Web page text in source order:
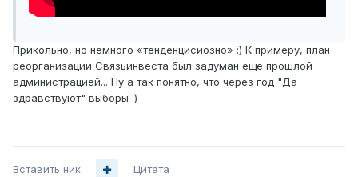
Прикольно, но немного «тенденцисиозно» :) К примеру, план
реорганизации Связьинвеста был задуман еще прошлой
администрацией... Ну а так понятно, что через год "Да
здравствуют" выборы :)
Вставить ник Цитата